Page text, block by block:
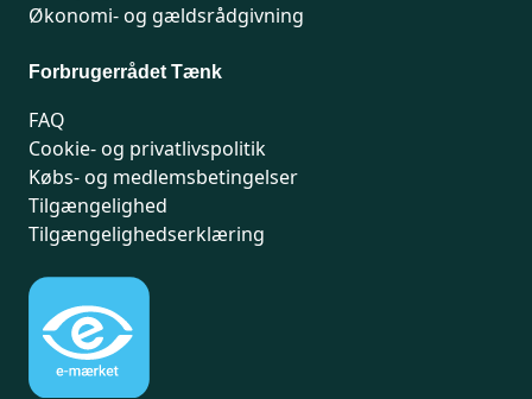
Økonomi- og gældsrådgivning
Forbrugerrådet Tænk
FAQ
Cookie- og privatlivspolitik
Købs- og medlemsbetingelser
Tilgængelighed
Tilgængelighedserklæring